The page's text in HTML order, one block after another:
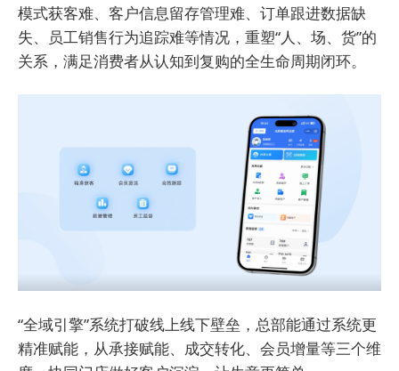
模式获客难、客户信息留存管理难、订单跟进数据缺
失、员工销售行为追踪难等情况，重塑“人、场、货”的
关系，满足消费者从认知到复购的全生命周期闭环。
“全域引擎”系统打破线上线下壁垒，总部能通过系统更
精准赋能，从承接赋能、成交转化、会员增量等三个维